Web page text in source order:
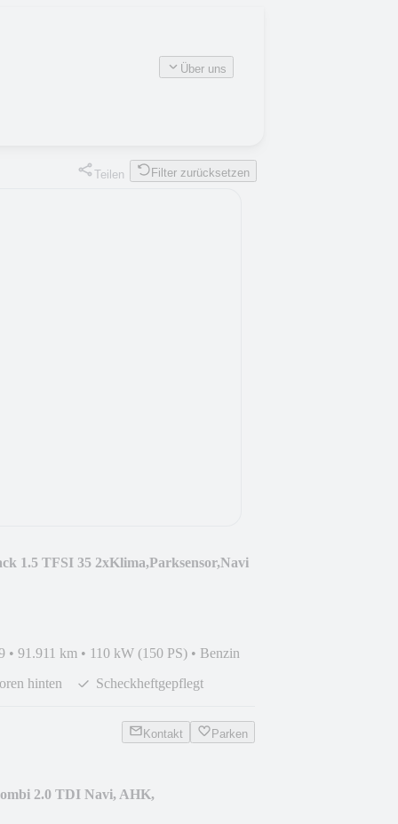
Über uns
Teilen Filter zurücksetzen
1.5 TFSI 35 2xKlima,Parksensor,Navi
• 91.911 km • 110 kW (150 PS) • Benzin
hinten Scheckheftgepflegt
Kontakt Parken
2.0 TDI Navi, AHK,